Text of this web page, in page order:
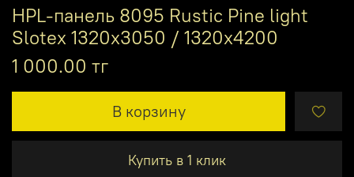
HPL-панель 8095 Rustic Pine light
Slotex 1320х3050 / 1320х4200
1 000.00 тг
В корзину
Купить в 1 клик